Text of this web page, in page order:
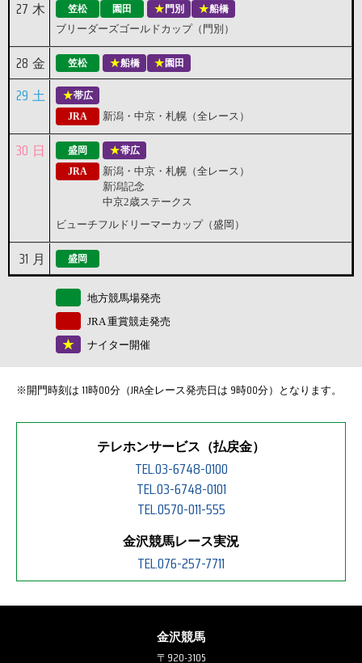
27 木 笠松 園田 門別 船橋
ブリーダーズゴールドカップ（門別）
28 金 笠松 船橋 園田
29 土
帯広
JRA
新潟・中京・札幌（全レース）
30 日 盛岡
帯広
JRA
新潟・中京・札幌（全レース）
新潟記念
中京2歳ステークス
ビューチフルドリーマーカップ（盛岡）
31 月 盛岡
地方競馬場発売
JRA 重賞競走発売
ナイター開催
※開門時刻は 11時00分（JRA全レース発売日は 9時00分）となります。
テレホンサービス（払戻金）
TEL.03-6748-0100
TEL.03-6748-0101
TEL.0570-011-555
金沢競馬レース実況
TEL.076-257-7711
金沢競馬
〒920-3105